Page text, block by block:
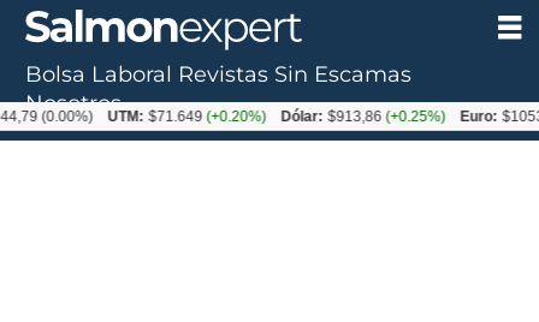
Bolsa Laboral Revistas Sin Escamas
Nosotros
UTM: $71.649(+0.20%) Dólar: $913,86(+0.25%) Euro: $1053,08(-